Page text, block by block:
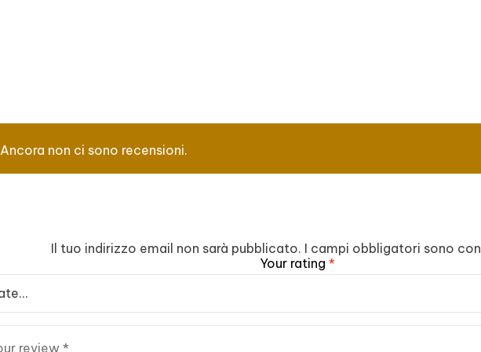
Ancora non ci sono recensioni.
Il tuo indirizzo email non sarà pubblicato. I campi obbligatori sono
Your rating *